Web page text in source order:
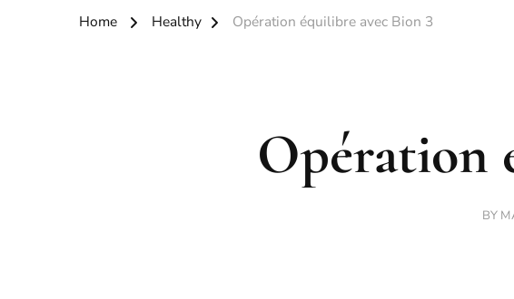
Home Healthy Opération équilibre avec Bion 3
Opération
BY